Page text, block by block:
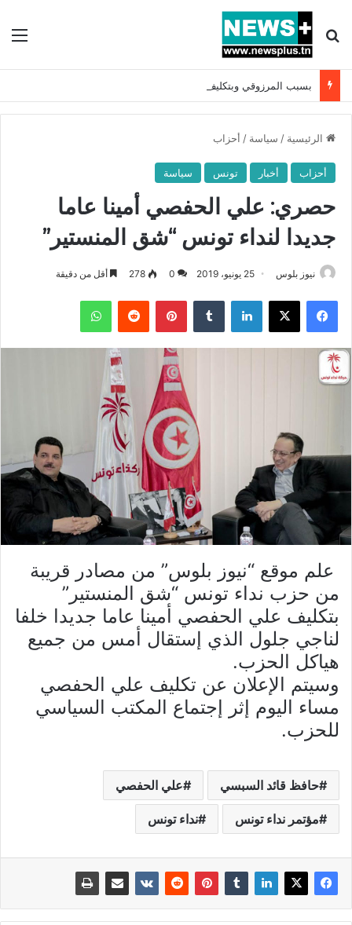
بحث عن
الرئيسية / سياسة / أحزاب
أحزاب أخبار تونس سياسة
حصري: علي الحفصي أمينا عاما
جديدا لنداء تونس “شق المنستير”
نيوز بلوس 25 يونيو، 2019 0
278 أقل من دقيقة
فيسبوك X لينكدإن بينتيريست واتساب
علم موقع “نيوز بلوس” من مصادر قريبة
من حزب نداء تونس “شق المنستير”
بتكليف علي الحفصي أمينا عاما جديدا خلفا
لناجي جلول الذي إستقال أمس من جميع
هياكل الحزب.
وسيتم الإعلان عن تكليف علي الحفصي
مساء اليوم إثر إجتماع المكتب السياسي
للحزب.
حافظ قائد السبسي علي الحفصي
مؤتمر نداء تونس نداء تونس